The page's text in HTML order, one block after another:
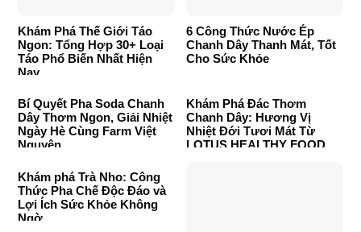
Khám Phá Thế Giới Táo
Ngon: Tổng Hợp 30+ Loại
Táo Phổ Biến Nhất Hiện
Nay
6 Công Thức Nước Ép
Chanh Dây Thanh Mát, Tốt
Cho Sức Khỏe
Bí Quyết Pha Soda Chanh
Dây Thơm Ngon, Giải Nhiệt
Ngày Hè Cùng Farm Việt
Nguyên
Khám Phá Đác Thơm
Chanh Dây: Hương Vị
Nhiệt Đới Tươi Mát Từ
LOTUS HEALTHY FOOD
Khám phá Trà Nho: Công
Thức Pha Chế Độc Đáo và
Lợi Ích Sức Khỏe Không
Ngờ